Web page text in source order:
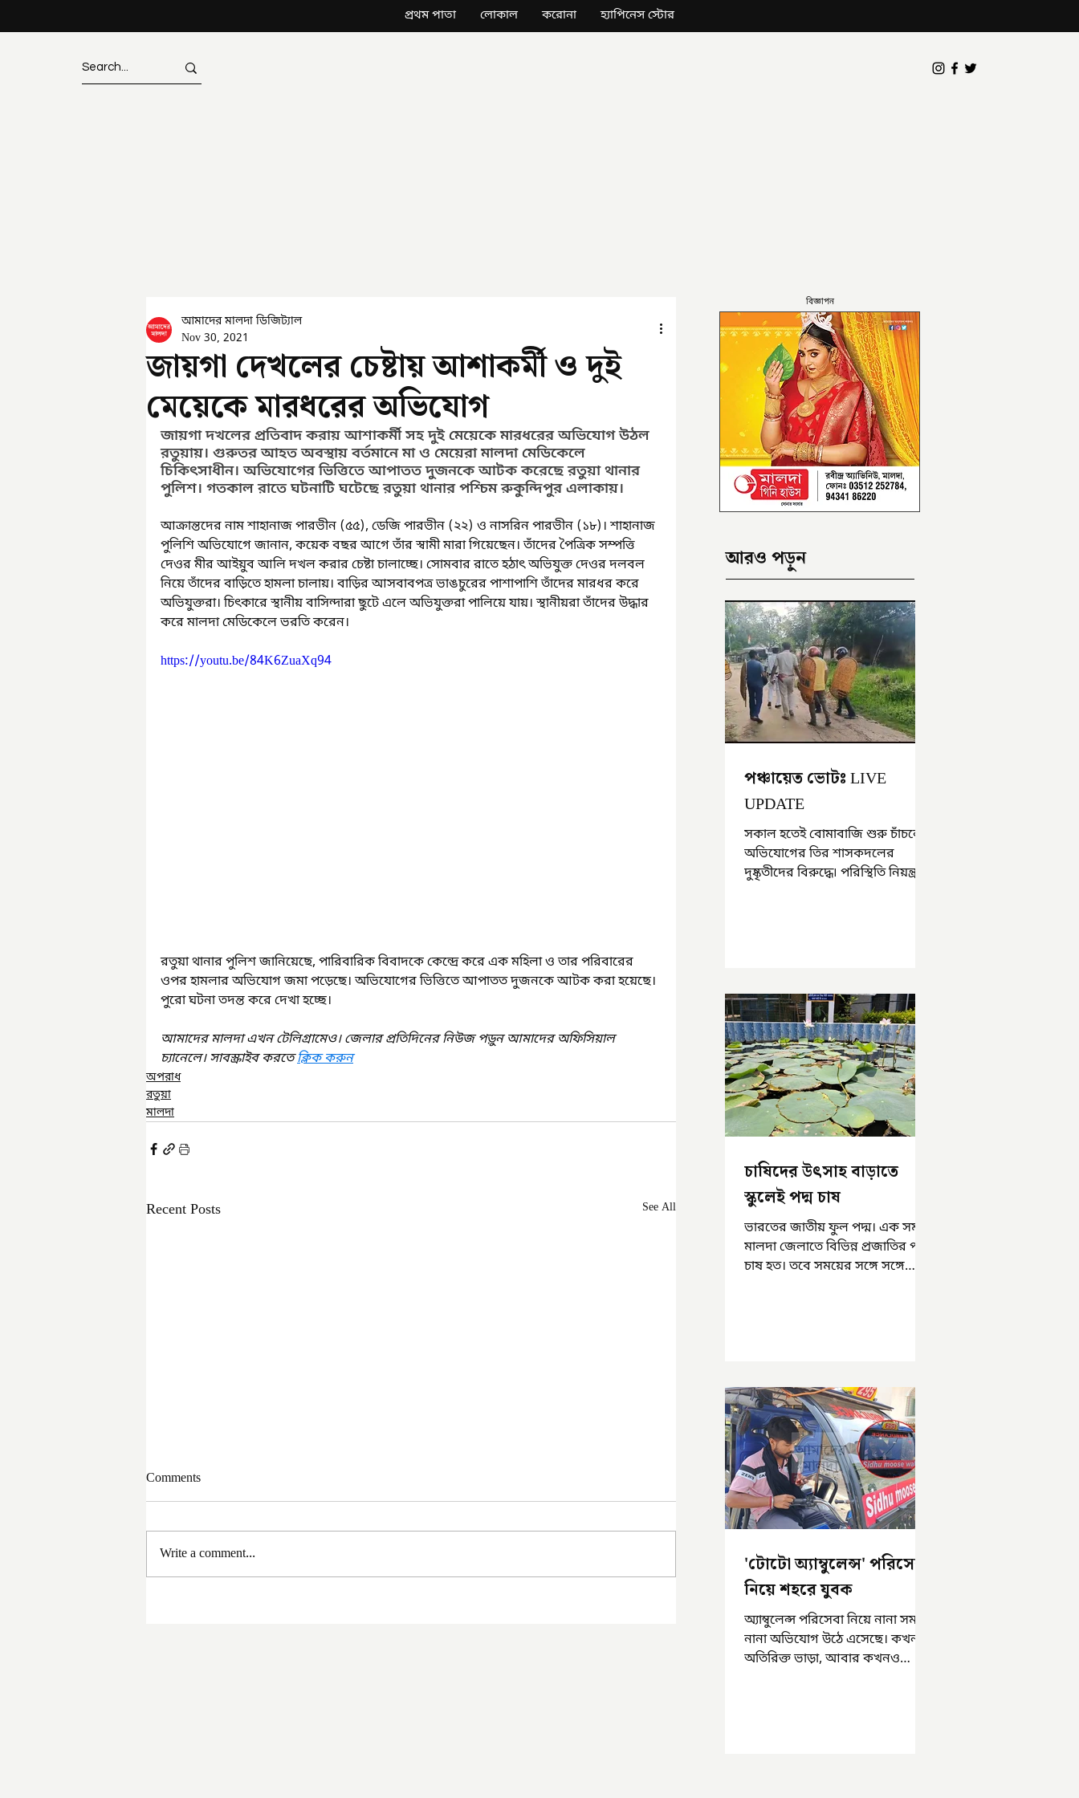
প্রথম পাতা লোকাল করোনা হ্যাপিনেস স্টোর
জায়গা দেখলের চেষ্টায় আশাকর্মী ও দুই
মেয়েকে মারধরের অভিযোগ
আমাদের মালদা ডিজিট্যাল
Nov 30, 2021
জায়গা দখলের প্রতিবাদ করায় আশাকর্মী সহ দুই মেয়েকে মারধরের অভিযোগ উঠল
রতুয়ায়। গুরুতর আহত অবস্থায় বর্তমানে মা ও মেয়েরা মালদা মেডিকেলে
চিকিৎসাধীন। অভিযোগের ভিত্তিতে আপাতত দুজনকে আটক করেছে রতুয়া থানার
পুলিশ। গতকাল রাতে ঘটনাটি ঘটেছে রতুয়া থানার পশ্চিম রুকুন্দিপুর এলাকায়।
আক্রান্তদের নাম শাহানাজ পারভীন (৫৫), ডেজি পারভীন (২২) ও নাসরিন পারভীন (১৮)। শাহানাজ
পুলিশি অভিযোগে জানান, কয়েক বছর আগে তাঁর স্বামী মারা গিয়েছেন। তাঁদের পৈত্রিক সম্পত্তি
দেওর মীর আইয়ুব আলি দখল করার চেষ্টা চালাচ্ছে। সোমবার রাতে হঠাৎ অভিযুক্ত দেওর দলবল
নিয়ে তাঁদের বাড়িতে হামলা চালায়। বাড়ির আসবাবপত্র ভাঙচুরের পাশাপাশি তাঁদের মারধর করে
অভিযুক্তরা। চিৎকারে স্থানীয় বাসিন্দারা ছুটে এলে অভিযুক্তরা পালিয়ে যায়। স্থানীয়রা তাঁদের উদ্ধার
করে মালদা মেডিকেলে ভরতি করেন।
https://youtu.be/84K6ZuaXq94
রতুয়া থানার পুলিশ জানিয়েছে, পারিবারিক বিবাদকে কেন্দ্রে করে এক মহিলা ও তার পরিবারের
ওপর হামলার অভিযোগ জমা পড়েছে। অভিযোগের ভিত্তিতে আপাতত দুজনকে আটক করা হয়েছে।
পুরো ঘটনা তদন্ত করে দেখা হচ্ছে।
আমাদের মালদা এখন টেলিগ্রামেও। জেলার প্রতিদিনের নিউজ পড়ুন আমাদের অফিসিয়াল
চ্যানেলে। সাবস্ক্রাইব করতে ক্লিক করুন
অপরাধ
রতুয়া
মালদা
Recent Posts See All
Comments
Write a comment...
বিজ্ঞাপন
আরও পড়ুন
পঞ্চায়েত ভোটঃ LIVE
UPDATE
সকাল হতেই বোমাবাজি শুরু চাঁচলে৷
অভিযোগের তির শাসকদলের
দুষ্কৃতীদের বিরুদ্ধে৷ পরিস্থিতি নিয়ন্ত্রণে
চাষিদের উৎসাহ বাড়াতে
স্কুলেই পদ্ম চাষ
ভারতের জাতীয় ফুল পদ্ম। এক সময়
মালদা জেলাতে বিভিন্ন প্রজাতির পদ্ম
চাষ হত। তবে সময়ের সঙ্গে সঙ্গে
'টোটো অ্যাম্বুলেন্স' পরিসেবা
নিয়ে শহরে যুবক
অ্যাম্বুলেন্স পরিসেবা নিয়ে নানা সময়
নানা অভিযোগ উঠে এসেছে। কখনও
অতিরিক্ত ভাড়া, আবার কখনও